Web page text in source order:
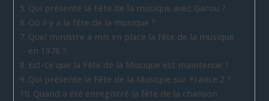
Qui présente la Fête de la musique avec Garou ?
Où il y a la fête de la musique ?
Quel ministre a mis en place la fête de la musique
en 1976 ?
Est-ce que la Fête de la Musique est maintenue ?
Qui présente la Fête de la Musique sur France 2 ?
Quand a été enregistré la fête de la chanson